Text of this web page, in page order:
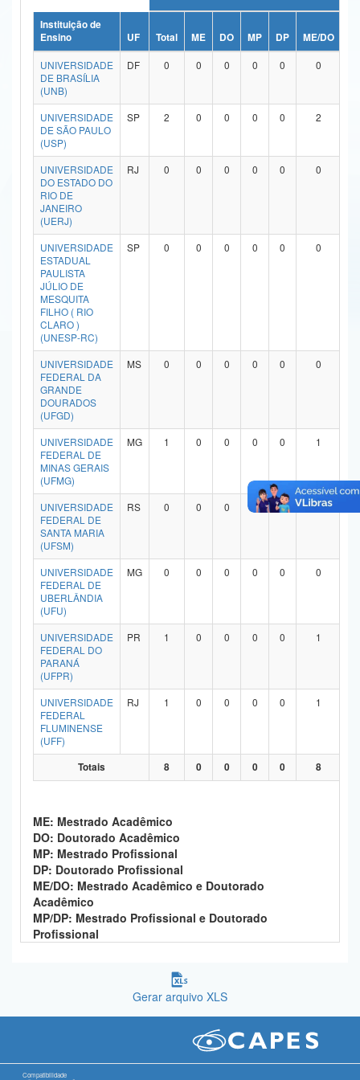
Ministério da Ciência, Tecnologia, Inovações e Comunicações
Ministério do Meio Ambiente
Ministério do Turismo
Ministério do Desenvolvimento Regional
Controladoria-Geral da União
Ministério da Mulher, da Família e dos Direitos Humanos
Secretaria-Geral
Secretaria de Governo
Gabinete de Segurança Institucional
Advocacia-Geral da União
Banco Central do Brasil
Instituição de
Ensino
UF Total ME DO MP DP ME/DO
UNIVERSIDADE
DE BRASÍLIA
(UNB)
DF 0 0 0 0 0 0
UNIVERSIDADE
DE SÃO PAULO
(USP)
SP 2 0 0 0 0 2
UNIVERSIDADE
DO ESTADO DO
RIO DE
JANEIRO
(UERJ)
RJ 0 0 0 0 0 0
UNIVERSIDADE
ESTADUAL
PAULISTA
JÚLIO DE
MESQUITA
FILHO ( RIO
CLARO )
(UNESP-RC)
SP 0 0 0 0 0 0
UNIVERSIDADE
FEDERAL DA
GRANDE
DOURADOS
(UFGD)
MS 0 0 0 0 0 0
UNIVERSIDADE
FEDERAL DE
MINAS GERAIS
(UFMG)
MG 1 0 0 0 0 1
UNIVERSIDADE
FEDERAL DE
SANTA MARIA
(UFSM)
RS 0 0 0 0 0 0
UNIVERSIDADE
FEDERAL DE
UBERLÂNDIA
(UFU)
MG 0 0 0 0 0 0
UNIVERSIDADE
FEDERAL DO
PARANÁ
(UFPR)
PR 1 0 0 0 0 1
UNIVERSIDADE
FEDERAL
FLUMINENSE
(UFF)
RJ 1 0 0 0 0 1
Totais 8 0 0 0 0 8
ME: Mestrado Acadêmico
DO: Doutorado Acadêmico
MP: Mestrado Profissional
DP: Doutorado Profissional
ME/DO: Mestrado Acadêmico e Doutorado
Acadêmico
MP/DP: Mestrado Profissional e Doutorado
Profissional
Gerar arquivo XLS
Compatibilidade